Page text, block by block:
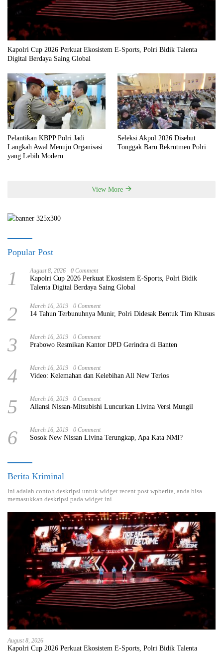
Kapolri Cup 2026 Perkuat Ekosistem E-Sports, Polri Bidik Talenta
Digital Berdaya Saing Global
Pelantikan KBPP Polri Jadi
Langkah Awal Menuju Organisasi
yang Lebih Modern
Seleksi Akpol 2026 Disebut
Tonggak Baru Rekrutmen Polri
View More
Popular Post
1 August 8, 2026 0 Comment
Kapolri Cup 2026 Perkuat Ekosistem E-Sports, Polri Bidik
Talenta Digital Berdaya Saing Global
2 March 16, 2019 0 Comment
14 Tahun Terbunuhnya Munir, Polri Didesak Bentuk Tim Khusus
3 March 16, 2019 0 Comment
Prabowo Resmikan Kantor DPD Gerindra di Banten
4 March 16, 2019 0 Comment
Video: Kelemahan dan Kelebihan All New Terios
5 March 16, 2019 0 Comment
Aliansi Nissan-Mitsubishi Luncurkan Livina Versi Mungil
6 March 16, 2019 0 Comment
Sosok New Nissan Livina Terungkap, Apa Kata NMI?
Berita Kriminal
Ini adalah contoh deskripsi untuk widget recent post wpberita, anda bisa
memasukkan deskripsi pada widget ini.
August 8, 2026
Kapolri Cup 2026 Perkuat Ekosistem E-Sports, Polri Bidik Talenta